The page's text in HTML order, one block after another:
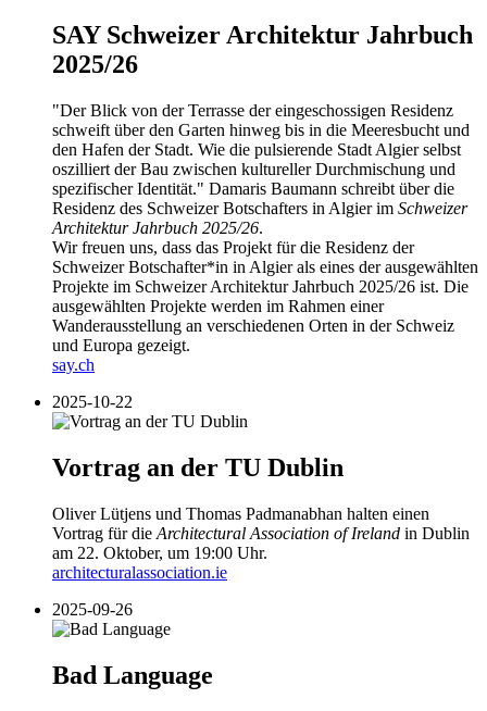
SAY Schweizer Architektur Jahrbuch
2025/26
"Der Blick von der Terrasse der eingeschossigen Residenz
schweift über den Garten hinweg bis in die Meeresbucht und
den Hafen der Stadt. Wie die pulsierende Stadt Algier selbst
oszilliert der Bau zwischen kultureller Durchmischung und
spezifischer Identität." Damaris Baumann schreibt über die
Residenz des Schweizer Botschafters in Algier im Schweizer
Architektur Jahrbuch 2025/26.
Wir freuen uns, dass das Projekt für die Residenz der
Schweizer Botschafter*in in Algier als eines der ausgewählten
Projekte im Schweizer Architektur Jahrbuch 2025/26 ist. Die
ausgewählten Projekte werden im Rahmen einer
Wanderausstellung an verschiedenen Orten in der Schweiz
und Europa gezeigt.
say.ch
2025-10-22
Vortrag an der TU Dublin
Oliver Lütjens und Thomas Padmanabhan halten einen
Vortrag für die Architectural Association of Ireland in Dublin
am 22. Oktober, um 19:00 Uhr.
architecturalassociation.ie
2025-09-26
Bad Language